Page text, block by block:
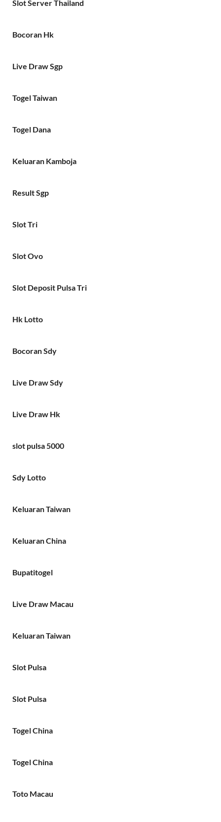
Slot Server Thailand
Bocoran Hk
Live Draw Sgp
Togel Taiwan
Togel Dana
Keluaran Kamboja
Result Sgp
Slot Tri
Slot Ovo
Slot Deposit Pulsa Tri
Hk Lotto
Bocoran Sdy
Live Draw Sdy
Live Draw Hk
slot pulsa 5000
Sdy Lotto
Keluaran Taiwan
Keluaran China
Bupatitogel
Live Draw Macau
Keluaran Taiwan
Slot Pulsa
Slot Pulsa
Togel China
Togel China
Toto Macau